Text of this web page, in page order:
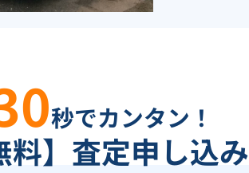
秒でカンタン！
料】査定申し込み